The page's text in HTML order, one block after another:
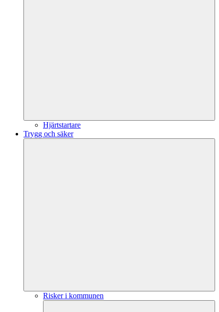
Hjärtstartare
Trygg och säker
Risker i kommunen